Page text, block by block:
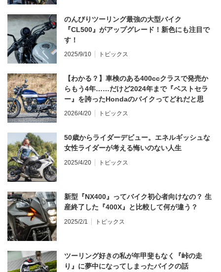
のんびりツーリング最強の大型バイク
『CL500』がアップグレード！新色にも注目で
す！
2025/9/10 トピックス
【わかる？】車検のある400ccクラスで発売か
らもう4年……だけど2024年まで『ベストセラ
ー』を誇ったHondaのバイクってどれだと思
う？
2026/4/20 トピックス
50歳からライダーデビュー。エネルギッシュな
女性ライダーが考える悔いのない人生
2025/4/20 トピックス
新型『NX400』ってバイク初心者向けなの？ 生
産終了した『400X』と比較して何が違う？
2025/2/1 トピックス
ツーリング好きの私が年甲斐もなく『峠の走
り』に夢中になってしまったバイクの話